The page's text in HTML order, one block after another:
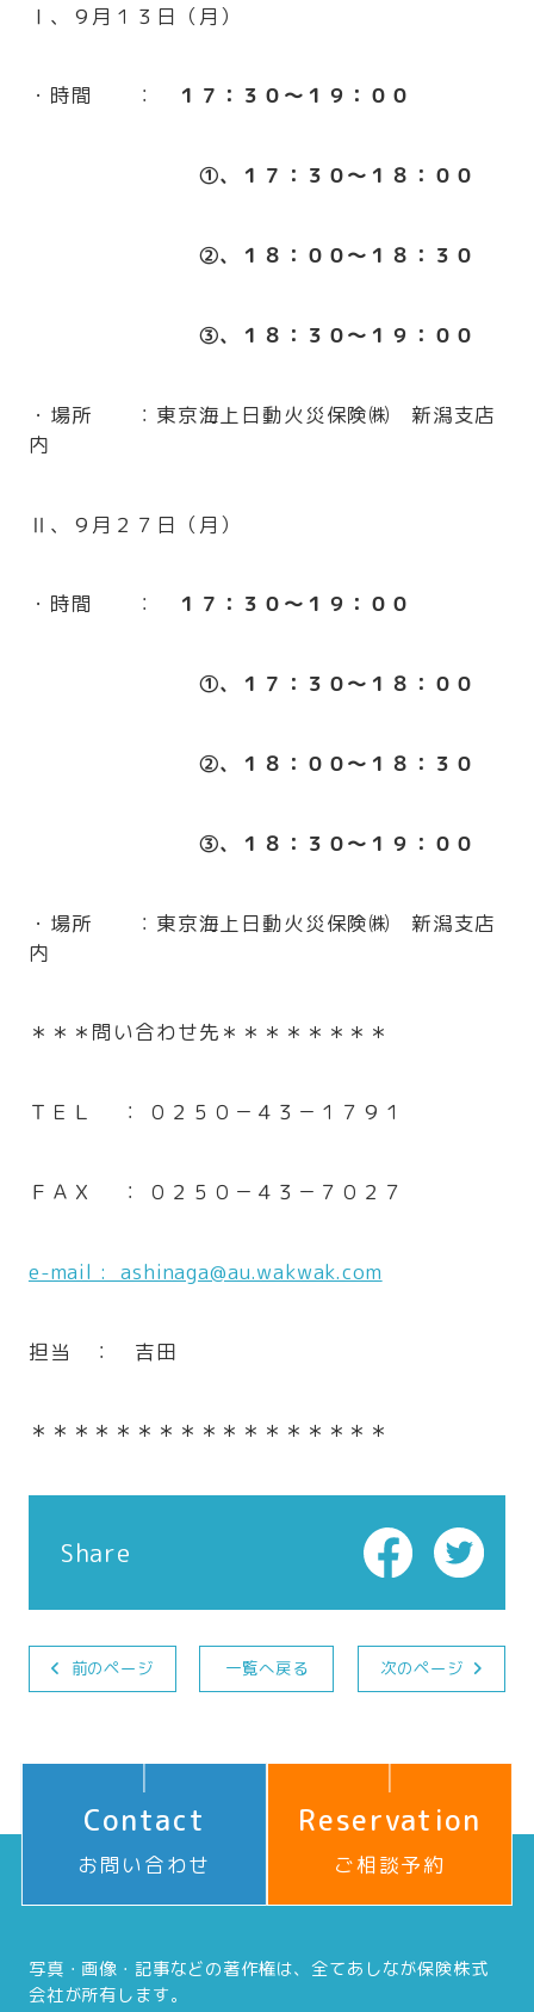
Ⅰ、９月１３日（月）
・時間 ： １７：３０～１９：００
①、１７：３０～１８：００
②、１８：００～１８：３０
③、１８：３０～１９：００
・場所 ：東京海上日動火災保険㈱ 新潟支店
内
Ⅱ、９月２７日（月）
・時間 ： １７：３０～１９：００
①、１７：３０～１８：００
②、１８：００～１８：３０
③、１８：３０～１９：００
・場所 ：東京海上日動火災保険㈱ 新潟支店
内
＊＊＊問い合わせ先＊＊＊＊＊＊＊＊
ＴＥＬ ： ０２５０－４３－１７９１
ＦＡＸ ： ０２５０－４３－７０２７
e-mail : ashinaga@au.wakwak.com
担当 ： 吉田
＊＊＊＊＊＊＊＊＊＊＊＊＊＊＊＊＊
Share
前のページ 一覧へ戻る 次のページ
Contact
お問い合わせ
Reservation
ご相談予約
写真・画像・記事などの著作権は、全てあしなが保険株式
会社が所有します。